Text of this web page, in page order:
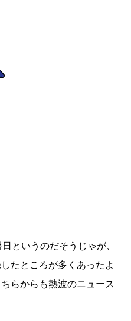
というのだそうじゃが、
たところが多くあったよ
らからも熱波のニュース